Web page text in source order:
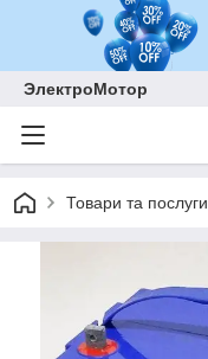
ЭлектроМотор
Товари та послуги